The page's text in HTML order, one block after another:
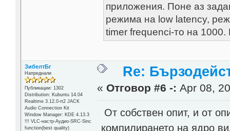
приложения. Поне аз
режима на low latency,
timer frequenci-то на
ЗибелтБг
Напреднали
Публикации: 1302
Distribution: Kubuntu 14.04
Realtime 3.12.0-rt2 JACK
Audio Connection Kit
Window Manager: KDE 4.13.3
!!! VLC-настр-Аудио-SRC-Sinc
function(best quality)
Re:
« Отговор #6 -: Apr 08,
От собствен опит, и от
компилирането на ядро